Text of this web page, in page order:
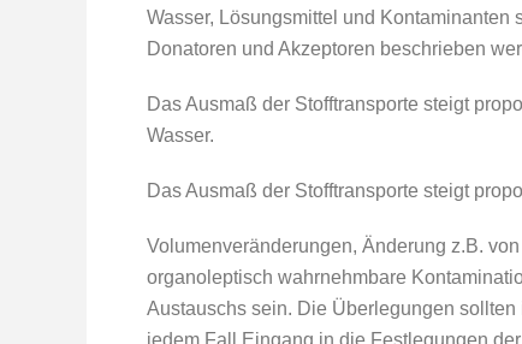
Wasser, Lösungsmittel und
Donatoren und Akzeptoren beschrieben
Das Ausmaß der Stofftransporte steigt
Wasser.
Das Ausmaß der Stofftransporte steigt
Volumenveränderungen, Änderung z.B.
organoleptisch wahrnehmbare
Austauschs sein. Die Überlegungen
jedem Fall Eingang in die Festlegungen